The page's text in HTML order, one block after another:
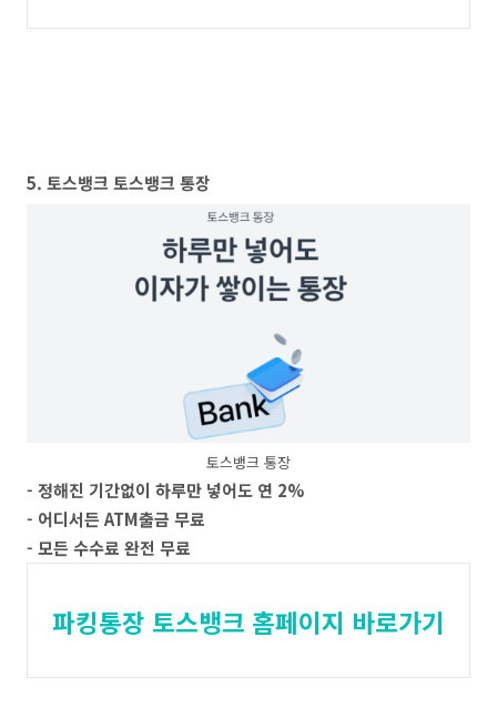
5. 토스뱅크 토스뱅크 통장
토스뱅크 통장
- 정해진 기간없이 하루만 넣어도 연 2%
- 어디서든 ATM출금 무료
- 모든 수수료 완전 무료
파킹통장 토스뱅크 홈페이지 바로가기